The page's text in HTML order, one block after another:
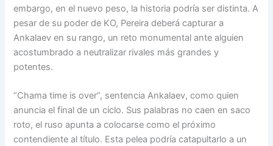
embargo, en el nuevo peso, la historia podría ser distinta. A
pesar de su poder de KO, Pereira deberá capturar a
Ankalaev en su rango, un reto monumental ante alguien
acostumbrado a neutralizar rivales más grandes y
potentes.
“Chama time is over”, sentencia Ankalaev, como quien
anuncia el final de un ciclo. Sus palabras no caen en saco
roto, el ruso apunta a colocarse como el próximo
contendiente al título. Esta pelea podría catapultarlo a un